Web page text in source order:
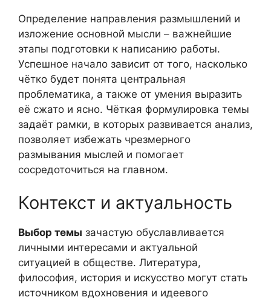
Определение направления размышлений и
изложение основной мысли – важнейшие
этапы подготовки к написанию работы.
Успешное начало зависит от того, насколько
чётко будет понята центральная
проблематика, а также от умения выразить
её сжато и ясно. Чёткая формулировка темы
задаёт рамки, в которых развивается анализ,
позволяет избежать чрезмерного
размывания мыслей и помогает
сосредоточиться на главном.
Контекст и актуальность
Выбор темы зачастую обуславливается
личными интересами и актуальной
ситуацией в обществе. Литература,
философия, история и искусство могут стать
источником вдохновения и идеевого